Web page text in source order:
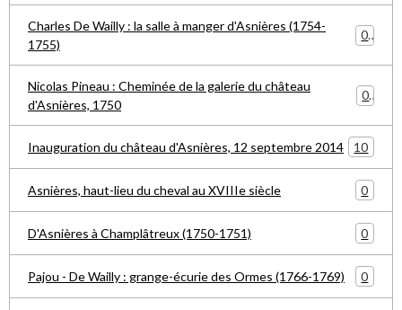
Charles De Wailly : la salle à manger d'Asnières (1754-
1755)
0
Nicolas Pineau : Cheminée de la galerie du château
d'Asnières, 1750
0
Inauguration du château d'Asnières, 12 septembre 2014 10
Asnières, haut-lieu du cheval au XVIIIe siècle 0
D'Asnières à Champlâtreux (1750-1751) 0
Pajou - De Wailly : grange-écurie des Ormes (1766-1769) 0